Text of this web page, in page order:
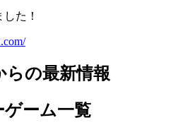
た！
らの最新情報
ーム一覧